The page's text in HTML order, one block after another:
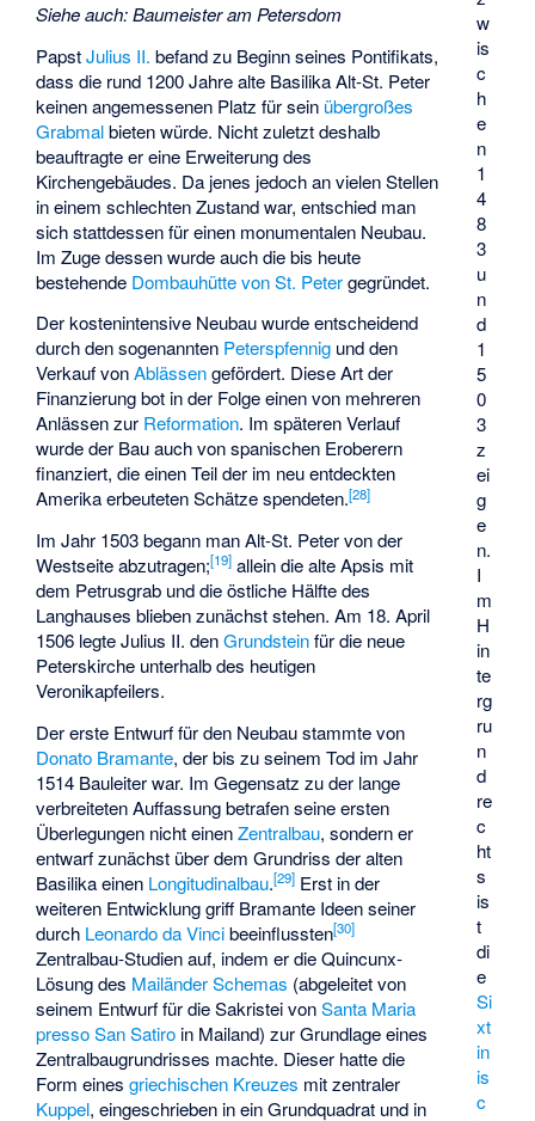
w
is
c
h
e
n
1
4
8
3
u
n
d
1
5
0
3
z
ei
g
e
n.
I
m
H
in
te
rg
ru
n
d
re
c
ht
s
is
t
di
e
Si
xt
in
is
c
Siehe auch:Baumeister am Petersdom
PapstJulius II. befand zu Beginn seines Pontifikats,
dass die rund 1200 Jahre alte Basilika Alt-St. Peter
keinen angemessenen Platz für sein übergroßes
Grabmalbieten würde. Nicht zuletzt deshalb
beauftragte er eine Erweiterung des
Kirchengebäudes. Da jenes jedoch an vielen Stellen
in einem schlechten Zustand war, entschied man
sich stattdessen für einen monumentalen Neubau.
Im Zuge dessen wurde auch die bis heute
bestehende Dombauhütte von St. Petergegründet.
Der kostenintensive Neubau wurde entscheidend
durch den sogenannten Peterspfennig und den
Verkauf vonAblässengefördert. Diese Art der
Finanzierung bot in der Folge einen von mehreren
Anlässen zur Reformation. Im späteren Verlauf
wurde der Bau auch von spanischen Eroberern
finanziert, die einen Teil der im neu entdeckten
Amerika erbeuteten Schätze spendeten.[28]
Im Jahr 1503 begann man Alt-St. Peter von der
Westseite abzutragen;[19] allein die alte Apsis mit
dem Petrusgrab und die östliche Hälfte des
Langhauses blieben zunächst stehen. Am 18. April
1506 legte Julius II. denGrundsteinfür die neue
Peterskirche unterhalb des heutigen
Veronikapfeilers.
Der erste Entwurf für den Neubau stammte von
Donato Bramante, der bis zu seinem Tod im Jahr
1514 Bauleiter war. Im Gegensatz zu der lange
verbreiteten Auffassung betrafen seine ersten
Überlegungen nicht einenZentralbau, sondern er
entwarf zunächst über dem Grundriss der alten
Basilika einen Longitudinalbau.[29] Erst in der
weiteren Entwicklung griff Bramante Ideen seiner
durch Leonardo da Vincibeeinflussten[30]
Zentralbau-Studien auf, indem er dieQuincunx-
Lösung des Mailänder Schemas (abgeleitet von
seinem Entwurf für die Sakristei vonSanta Maria
presso San Satiro in Mailand) zur Grundlage eines
Zentralbaugrundrisses machte. Dieser hatte die
Form einesgriechischen Kreuzes mit zentraler
Kuppel, eingeschrieben in ein Grundquadrat und in